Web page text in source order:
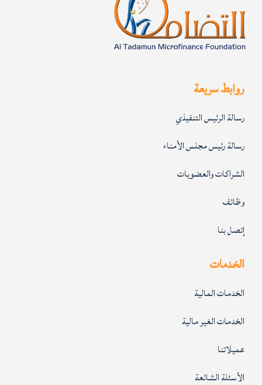
روابط سريعة
رسالة الرئيس التنفيذي
رسالة رئيس مجلس الأمناء
الشراكات والعضويات
وظائف
إتصل بنا
الخدمات
الخدمات المالية
الخدمات الغير مالية
عميلاتنا
الأسئلة الشائعة